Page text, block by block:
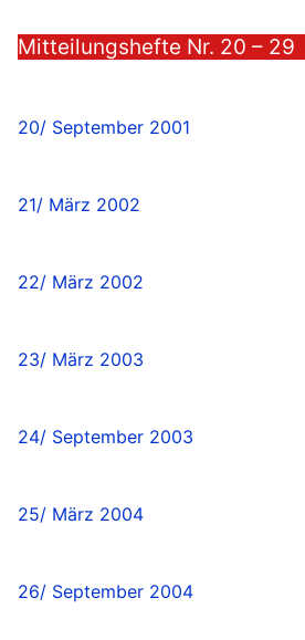
Mitteilungshefte Nr. 20 – 29
20/ September 2001
21/ März 2002
22/ März 2002
23/ März 2003
24/ September 2003
25/ März 2004
26/ September 2004